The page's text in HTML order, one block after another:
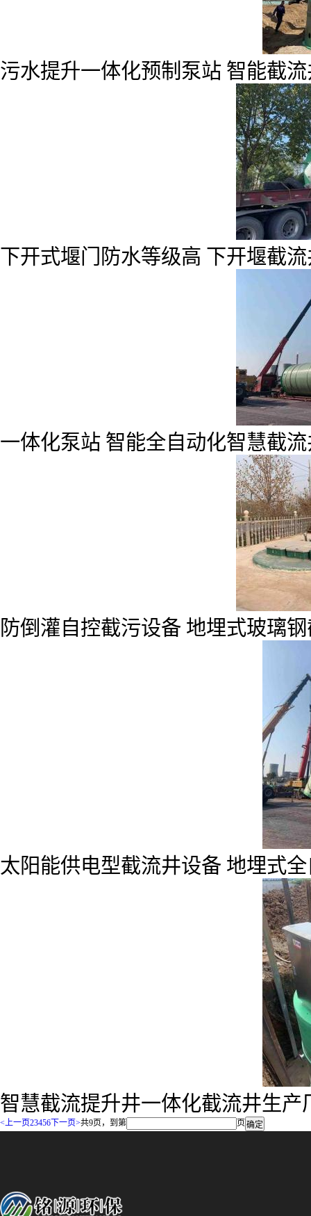
污水提升一体化预制泵站 智能截
下开式堰门防水等级高 下开堰截
一体化泵站 智能全自动化智慧截
防倒灌自控截污设备 地埋式玻璃
太阳能供电型截流井设备 地埋式
智慧截流提升井一体化截流井生产
<上一页23456 下一页>共9页，到第 页